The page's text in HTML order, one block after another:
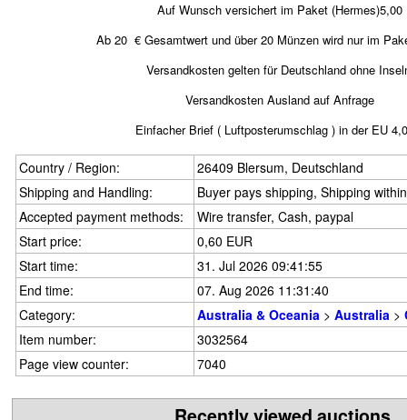
Auf Wunsch versichert im Paket (Hermes)5,00
Ab 20 € Gesamtwert und über 20 Münzen wird nur im
Versandkosten gelten für Deutschland ohne
Versandkosten Ausland auf Anfrage
Einfacher Brief ( Luftposterumschlag ) in der EU
Country / Region:
26409 Blersum, Deutschland
Shipping and Handling:
Buyer pays shipping, Shipping
Accepted payment methods:
Wire transfer, Cash, paypal
Start price:
0,60 EUR
Start time:
31. Jul 2026 09:41:55
End time:
07. Aug 2026 11:31:40
Category:
Australia & Oceania > Australia >
Item number:
3032564
Page view counter:
7040